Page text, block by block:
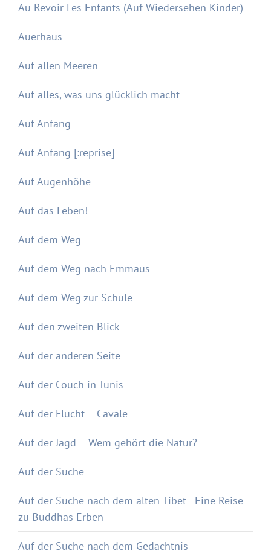
Au Revoir Les Enfants (Auf Wiedersehen Kinder)
Auerhaus
Auf allen Meeren
Auf alles, was uns glücklich macht
Auf Anfang
Auf Anfang [:reprise]
Auf Augenhöhe
Auf das Leben!
Auf dem Weg
Auf dem Weg nach Emmaus
Auf dem Weg zur Schule
Auf den zweiten Blick
Auf der anderen Seite
Auf der Couch in Tunis
Auf der Flucht – Cavale
Auf der Jagd – Wem gehört die Natur?
Auf der Suche
Auf der Suche nach dem alten Tibet - Eine Reise
zu Buddhas Erben
Auf der Suche nach dem Gedächtnis